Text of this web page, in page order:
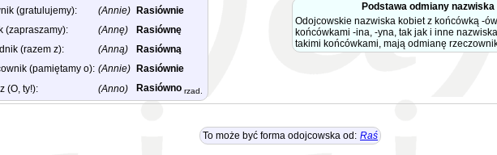
(gratulujemy):
(Annie)
Rasiównie
(zapraszamy):
(Annę)
Rasiównę
(razem z):
(Anną)
Rasiówną
(pamiętamy o): (Annie)
Rasiównie
(O, ty!):
(Anno) Rasiówno rzad.
Podstawa odmiany nazwiska
Odojcowskie nazwiska kobiet z końcówką -
końcówkami -ina, -yna, tak jak i inne
takimi końcówkami, mają odmianę
To może być forma odojcowska od: Raś